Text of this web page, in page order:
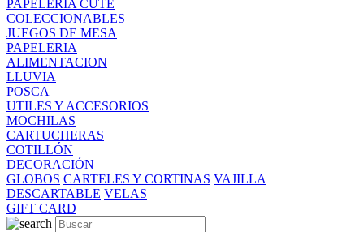
PAPELERIA CUTE
COLECCIONABLES
JUEGOS DE MESA
PAPELERIA
ALIMENTACION
LLUVIA
POSCA
UTILES Y ACCESORIOS
MOCHILAS
CARTUCHERAS
COTILLÓN
DECORACIÓN
GLOBOS CARTELES Y CORTINAS VAJILLA
DESCARTABLE VELAS
GIFT CARD